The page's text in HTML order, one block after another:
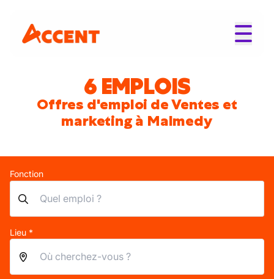
6 EMPLOIS
Offres d'emploi de Ventes et
marketing à Malmedy
Fonction
Lieu *